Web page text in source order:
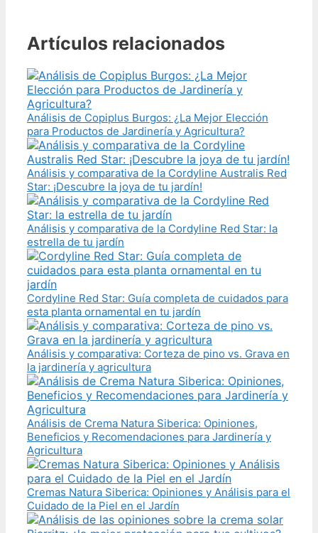
Artículos relacionados
Análisis de Copiplus Burgos: ¿La Mejor Elección
para Productos de Jardinería y Agricultura?
Análisis y comparativa de la Cordyline Australis Red
Star: ¡Descubre la joya de tu jardín!
Análisis y comparativa de la Cordyline Red Star: la
estrella de tu jardín
Cordyline Red Star: Guía completa de cuidados para
esta planta ornamental en tu jardín
Análisis y comparativa: Corteza de pino vs. Grava en
la jardinería y agricultura
Análisis de Crema Natura Siberica: Opiniones,
Beneficios y Recomendaciones para Jardinería y
Agricultura
Cremas Natura Siberica: Opiniones y Análisis para el
Cuidado de la Piel en el Jardín